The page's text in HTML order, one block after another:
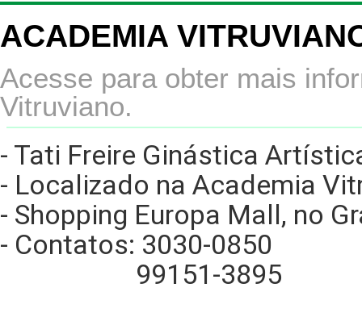
ACADEMIA
Acesse para obter mais
Vitruviano.
- Tati Freire Ginástica
- Localizado na Academia
- Shopping Europa Mall, no
- Contatos: 3030-0850
99151-3895